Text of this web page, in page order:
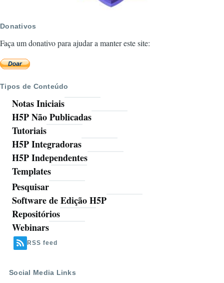
Donativos
Faça um donativo para ajudar a manter este site:
Tipos de Conteúdo
Notas Iniciais
H5P Não Publicadas
Tutoriais
H5P Integradoras
H5P Independentes
Templates
Ferramentas
Pesquisar
Software de Edição H5P
Repositórios
Webinars
RSS feed
Social Media Links